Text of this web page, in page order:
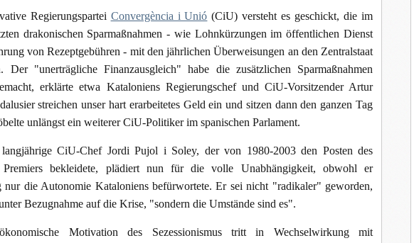
Regierungspartei Convergència i Unió (CiU) versteht es geschickt, die im
drakonischen Sparmaßnahmen - wie Lohnkürzungen im öffentlichen Dienst
von Rezeptgebühren - mit den jährlichen Überweisungen an den Zentralstaat
Der "unerträgliche Finanzausgleich" habe die zusätzlichen Sparmaßnahmen
erklärte etwa Kataloniens Regierungschef und CiU-Vorsitzender Artur
streichen unser hart erarbeitetes Geld ein und sitzen dann den ganzen Tag
unlängst ein weiterer CiU-Politiker im spanischen Parlament.
CiU-Chef Jordi Pujol i Soley, der von 1980-2003 den Posten des
Premiers bekleidete, plädiert nun für die volle Unabhängigkeit, obwohl er
nur die Autonomie Kataloniens befürwortete. Er sei nicht "radikaler" geworden,
Bezugnahme auf die Krise, "sondern die Umstände sind es".
Motivation des Sezessionismus tritt in Wechselwirkung mit